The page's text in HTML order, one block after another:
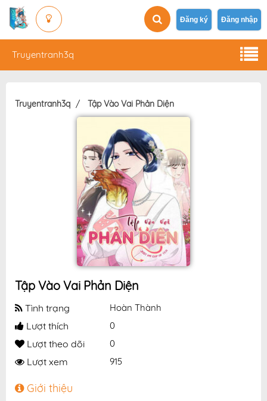
Đăng ký Đăng nhập
Truyentranh3q
Truyentranh3q Tập Vào Vai Phản Diện
Tập Vào Vai Phản Diện
Tình trạng Hoàn Thành
Lượt thích 0
Lượt theo dõi 0
Lượt xem 915
Giới thiệu